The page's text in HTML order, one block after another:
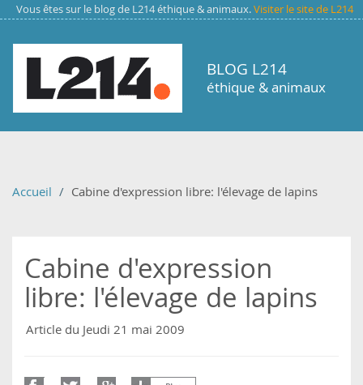
Aller au contenu principal
Vous êtes sur le blog de L214 éthique & animaux.Visiter le site de L214
BLOG L214
éthique & animaux
Accueil Cabine d'expression libre: l'élevage de lapins
Cabine d'expression
libre: l'élevage de lapins
Article du Jeudi 21 mai 2009